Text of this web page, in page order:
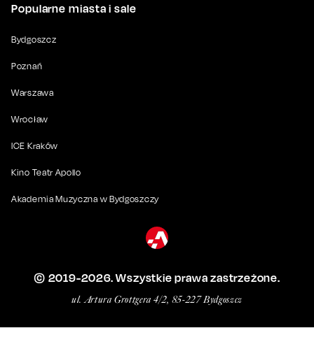
Popularne miasta i sale
Bydgoszcz
Poznań
Warszawa
Wrocław
ICE Kraków
Kino Teatr Apollo
Akademia Muzyczna w Bydgoszczy
© 2019-2026. Wszystkie prawa zastrzeżone.
ul. Artura Grottgera 4/2, 85-227 Bydgoszcz